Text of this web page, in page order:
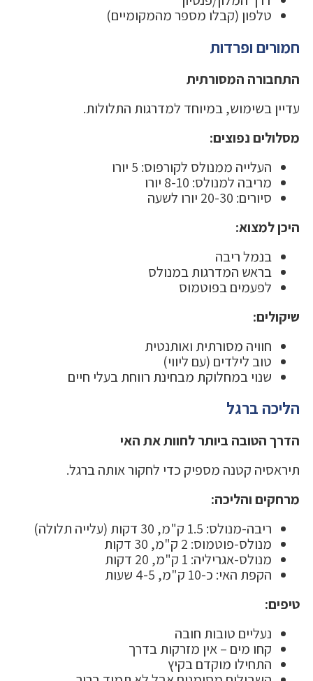
טלפון (קבלו מספר מהמקומיים)
חמורים ופרדות
התחבורה המסורתית
עדיין בשימוש, במיוחד למדרגות התלולות.
מסלולים נפוצים:
העלייה ממנולס לקורפוס: 5 יורו
מריבה למנולס: 8-10 יורו
סיורים: 20-30 יורו לשעה
היכן למצוא:
בנמל ריבה
בראש המדרגות במנולס
לפעמים בפוטמוס
שיקולים:
חוויה מסורתית ואותנטית
טוב לילדים (עם ליווי)
שנוי במחלוקת מבחינת רווחת בעלי חיים
הליכה ברגל
הדרך הטובה ביותר לחוות את האי
תיראסיה קטנה מספיק כדי לחקור אותה ברגל.
מרחקים והליכה:
ריבה-מנולס: 1.5 ק"מ, 30 דקות (עלייה תלולה)
מנולס-פוטמוס: 2 ק"מ, 30 דקות
מנולס-אגריליה: 1 ק"מ, 20 דקות
הקפת האי: כ-10 ק"מ, 4-5 שעות
טיפים:
נעליים טובות חובה
קחו מים – אין מזרקות בדרך
התחילו מוקדם בקיץ